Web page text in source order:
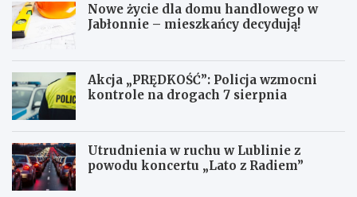
Nowe życie dla domu handlowego w
Jabłonnie – mieszkańcy decydują!
Akcja „PRĘDKOŚĆ”: Policja wzmocni
kontrole na drogach 7 sierpnia
Utrudnienia w ruchu w Lublinie z
powodu koncertu „Lato z Radiem”
M
N